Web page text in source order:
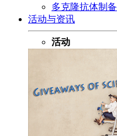
多克隆抗体制备
活动与资讯
活动